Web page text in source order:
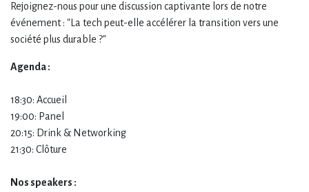
Rejoignez-nous pour une discussion captivante lors de notre
événement : "La tech peut-elle accélérer la transition vers une
société plus durable ?"
Agenda :
18:30: Accueil
19:00: Panel
20:15: Drink & Networking
21:30: Clôture
Nos speakers :